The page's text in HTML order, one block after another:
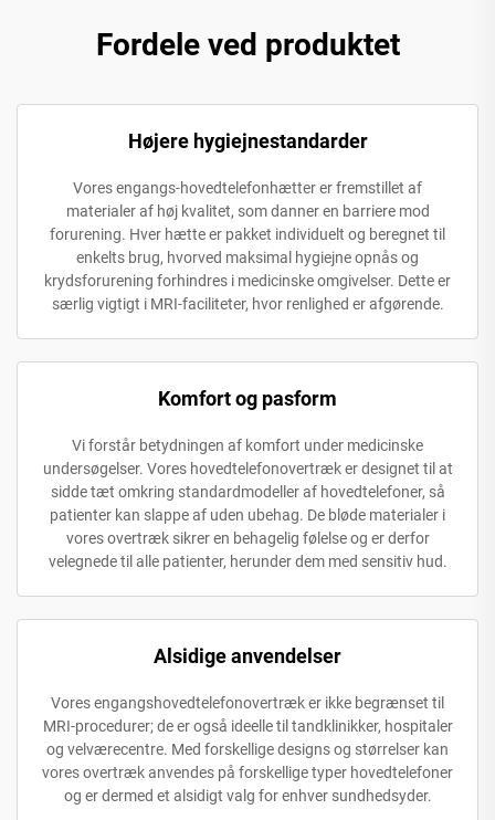
Fordele ved produktet
Højere hygiejnestandarder
Vores engangs-hovedtelefonhætter er fremstillet af
materialer af høj kvalitet, som danner en barriere mod
forurening. Hver hætte er pakket individuelt og beregnet til
enkelts brug, hvorved maksimal hygiejne opnås og
krydsforurening forhindres i medicinske omgivelser. Dette er
særlig vigtigt i MRI-faciliteter, hvor renlighed er afgørende.
Komfort og pasform
Vi forstår betydningen af komfort under medicinske
undersøgelser. Vores hovedtelefonovertræk er designet til at
sidde tæt omkring standardmodeller af hovedtelefoner, så
patienter kan slappe af uden ubehag. De bløde materialer i
vores overtræk sikrer en behagelig følelse og er derfor
velegnede til alle patienter, herunder dem med sensitiv hud.
Alsidige anvendelser
Vores engangshovedtelefonovertræk er ikke begrænset til
MRI-procedurer; de er også ideelle til tandklinikker, hospitaler
og velværecentre. Med forskellige designs og størrelser kan
vores overtræk anvendes på forskellige typer hovedtelefoner
og er dermed et alsidigt valg for enhver sundhedsyder.